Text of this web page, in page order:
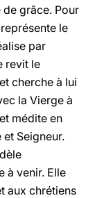
grâce. Pour
le
par
revit le
cherche à lui
la Vierge à
médite en
Seigneur.
à venir. Elle
aux chrétiens